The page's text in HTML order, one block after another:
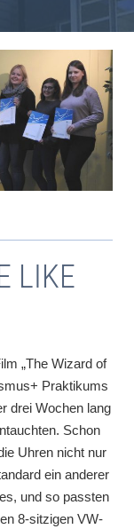
LIKE
„The Wizard of
Praktikums
drei Wochen lang
Schon
Uhren nicht nur
ein anderer
und so passten
8-sitzigen VW-